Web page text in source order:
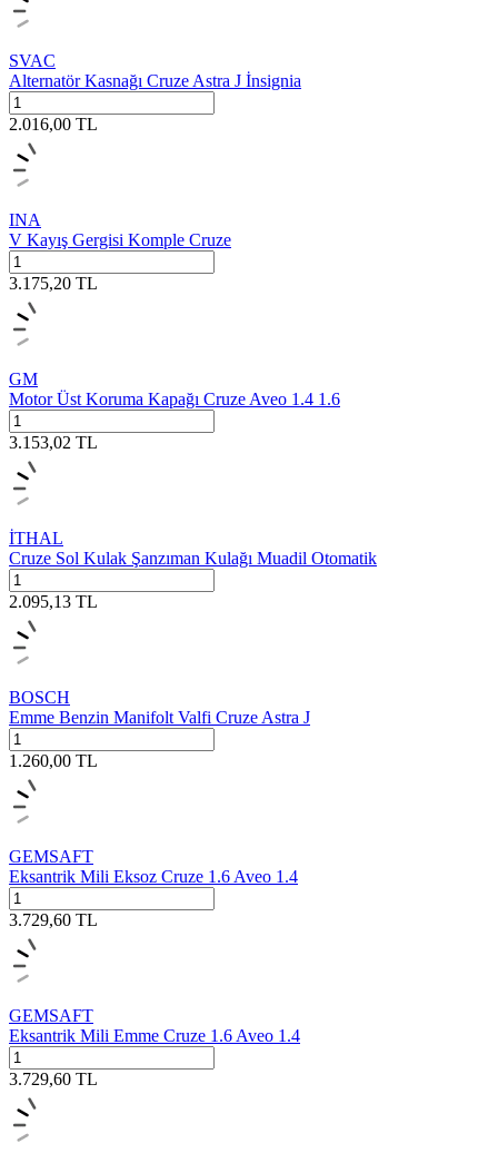
SVAC
Alternatör Kasnağı Cruze Astra J İnsignia
2.016,00 TL
INA
V Kayış Gergisi Komple Cruze
3.175,20 TL
GM
Motor Üst Koruma Kapağı Cruze Aveo 1.4 1.6
3.153,02 TL
İTHAL
Cruze Sol Kulak Şanzıman Kulağı Muadil Otomatik
2.095,13 TL
BOSCH
Emme Benzin Manifolt Valfi Cruze Astra J
1.260,00 TL
GEMSAFT
Eksantrik Mili Eksoz Cruze 1.6 Aveo 1.4
3.729,60 TL
GEMSAFT
Eksantrik Mili Emme Cruze 1.6 Aveo 1.4
3.729,60 TL